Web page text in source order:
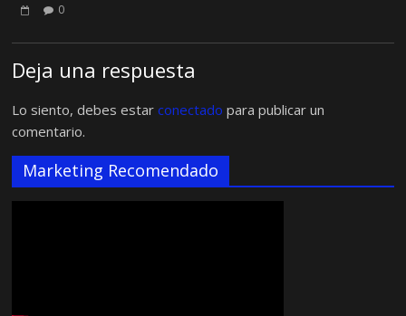
0
Deja una respuesta
Lo siento, debes estarconectado para publicar un
comentario.
Marketing Recomendado